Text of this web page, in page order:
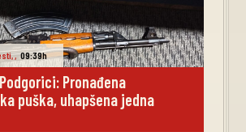
,, 09:39h
Pronađena
puška, uhapšena jedna